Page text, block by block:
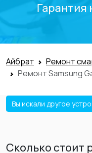
Гарантия
Айбрат Ремонт
Ремонт Samsung
Вы искали другое
Сколько стоит